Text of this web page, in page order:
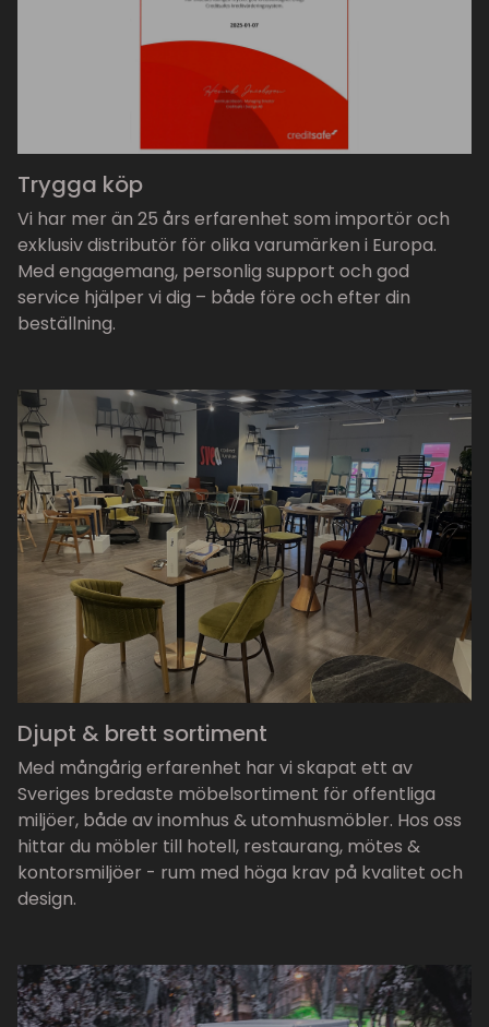
Trygga köp
Vi har mer än 25 års erfarenhet som importör och
exklusiv distributör för olika varumärken i Europa.
Med engagemang, personlig support och god
service hjälper vi dig – både före och efter din
beställning.
Djupt & brett sortiment
Med mångårig erfarenhet har vi skapat ett av
Sveriges bredaste möbelsortiment för offentliga
miljöer, både av inomhus & utomhusmöbler. Hos oss
hittar du möbler till hotell, restaurang, mötes &
kontorsmiljöer - rum med höga krav på kvalitet och
design.